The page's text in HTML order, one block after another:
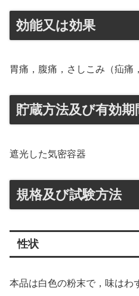
効能又は効果
胃痛，腹痛，さしこみ（疝痛
貯蔵方法及び有効期
遮光した気密容器
規格及び試験方法
性状
本品は白色の粉末で，味はわ